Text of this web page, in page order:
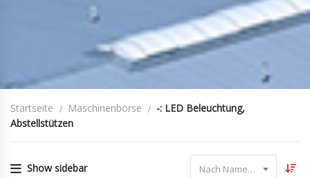
Startseite Maschinenbörse
-: LED Beleuchtung,
Abstellstützen
Show sidebar Nach Name sortieren